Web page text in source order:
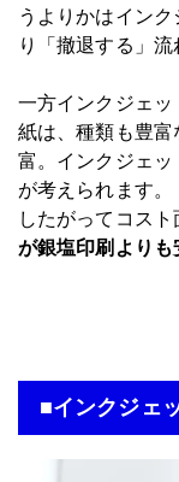
うよりかはイン
り「撤退する」流
一方インクジェ
紙は、種類も豊富
富。インクジェッ
が考えられます。
したがってコス
が銀塩印刷よりも
■インクジェ